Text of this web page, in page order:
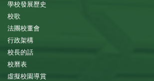
學校發展歷史
校歌
法團校董會
行政架構
校長的話
校曆表
虛擬校園導賞